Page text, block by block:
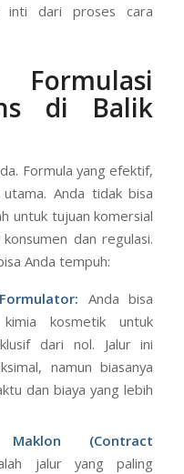
inti dari proses cara
di Balik
Formula yang efektif,
Anda tidak bisa
untuk tujuan komersial
dan regulasi.
Anda tempuh:
Anda bisa
kosmetik untuk
dari nol. Jalur ini
namun biasanya
dan biaya yang lebih
(Contract
jalur yang paling